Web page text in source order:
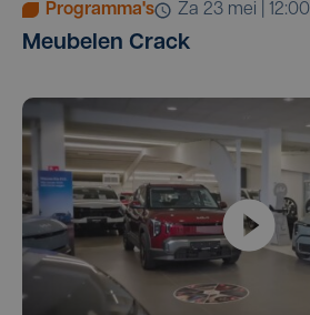
Programma's za 23 mei | 12:00
Meubelen Crack